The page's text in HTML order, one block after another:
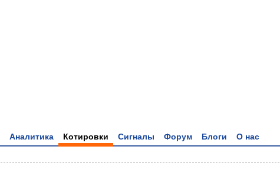
Аналитика Котировки Сигналы Форум Блоги О нас